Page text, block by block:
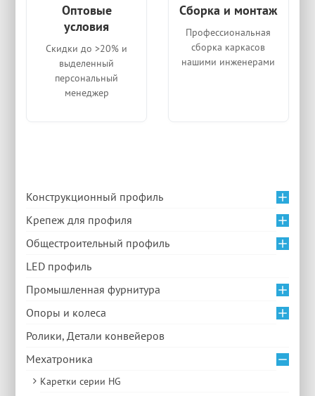
Оптовые
условия
Скидки до >20% и
выделенный
персональный
менеджер
Сборка и монтаж
Профессиональная
сборка каркасов
нашими инженерами
Конструкционный профиль
Крепеж для профиля
Общестроительный профиль
LED профиль
Промышленная фурнитура
Опоры и колеса
Ролики, Детали конвейеров
Мехатроника
Каретки серии HG